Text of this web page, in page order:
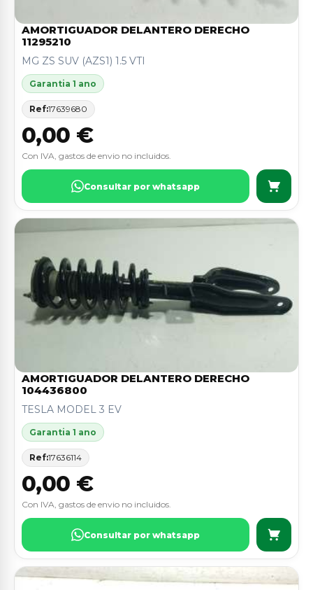
AMORTIGUADOR DELANTERO DERECHO
11295210
MG ZS SUV (AZS1) 1.5 VTI
Garantia 1 ano
Ref:17639680
0,00 €
Con IVA, gastos de envio no incluidos.
Consultar por whatsapp
AMORTIGUADOR DELANTERO DERECHO
104436800
TESLA MODEL 3 EV
Garantia 1 ano
Ref:17636114
0,00 €
Con IVA, gastos de envio no incluidos.
Consultar por whatsapp